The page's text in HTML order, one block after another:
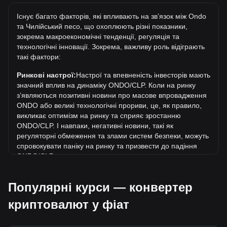
CLP$1,959.59. Ще невідомо, чи перевищить вартість 1
ONDO у CLP поточний історичний максимум.
Яка динаміка цін у CLP?
За останні 7 днів обмінний курс Ondo (ONDO) знизився
на 8.48%. За останній місяць обмінний курс Ondo
(ONDO) зріс на 2.73% стосовно наступної валюти:
Чилійський песо (CLP).
Існує багато факторів, які впливають на звʼязок між Ondo
та Чилійський песо, що охоплюють різні показники,
зокрема макроекономічні тенденції, регуляція та
технологічні інновації. Зокрема, важливу роль відіграють
такі фактори:
Ринкові настрої:Настрої та впевненість інвесторів мають
значний вплив на динаміку ONDO/CLP. Коли на ринку
зʼявляються позитивні новини про масове впровадження
ONDO або великі технологічні прориви, це, як правило,
викликає оптимізм на ринку та сприяє зростанню
ONDO/CLP. І навпаки, негативні новини, такі як
регуляторні обмеження та злами систем безпеки, можуть
спровокувати паніку на ринку та призвести до падіння
ONDO/CLP.
регуляція, що стосуються криптовалют, мають
безпосередній вплив на їх масове впровадження, що, в
свою чергу, визначає їхню вартість відносно традиційних
Популярні курси — конвертер
криптовалют у фіат